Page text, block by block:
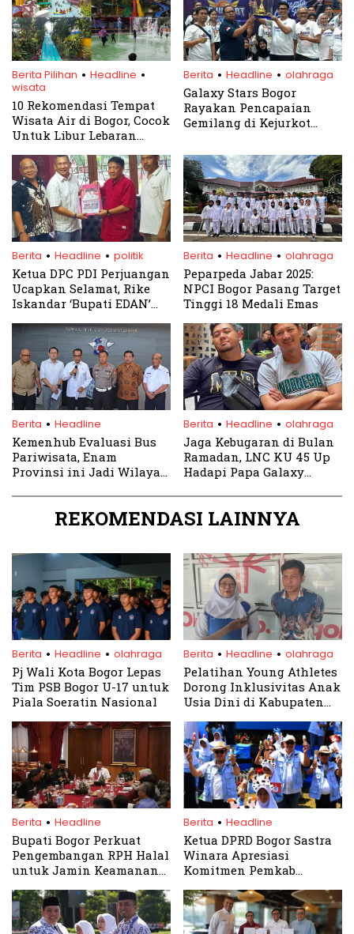
Berita Pilihan . Headline .
wisata
10 Rekomendasi Tempat
Wisata Air di Bogor, Cocok
Untuk Libur Lebaran
Berita . Headline . olahraga
Galaxy Stars Bogor
Rayakan Pencapaian
Gemilang di Kejurkot
Firmansyah:
Mempertahankan
Prestasi Jauh Lebih Sulit
Berita . Headline . politik
Ketua DPC PDI Perjuangan
Ucapkan Selamat, Rike
Iskandar ‘Bupati EDAN’
Pendaftaran Bakal Calon
Bupati Bogor
Berita . Headline . olahraga
Peparpeda Jabar 2025:
NPCI Bogor Pasang Target
Tinggi 18 Medali Emas
Berita . Headline
Kemenhub Evaluasi Bus
Pariwisata, Enam
Provinsi ini Jadi Wilayah
Berita . Headline . olahraga
Jaga Kebugaran di Bulan
Ramadan, LNC KU 45 Up
Hadapi Papa Galaxy
REKOMENDASI LAINNYA
Berita . Headline . olahraga
Pj Wali Kota Bogor Lepas
Tim PSB Bogor U-17 untuk
Piala Soeratin Nasional
Berita . Headline . olahraga
Pelatihan Young Athletes
Dorong Inklusivitas Anak
Usia Dini di Kabupaten
Berita . Headline
Bupati Bogor Perkuat
Pengembangan RPH Halal
untuk Jamin Keamanan
Berita . Headline
Ketua DPRD Bogor Sastra
Winara Apresiasi
Komitmen Pemkab
Pangan Lewat Bulan
Bakti Peternakan